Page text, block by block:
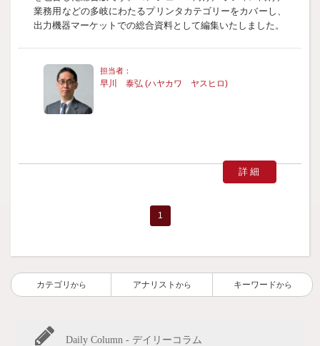
業務用などの多岐にわたるプリンタカテゴリーをカバーし、
出力機器マーケットでの総合資料として編集いたしました。
早川 泰弘 (ハヤカワ ヤスヒロ)
詳細
1
カテゴリ から アナリスト から キーワードから
Daily Column - デイリーコラム